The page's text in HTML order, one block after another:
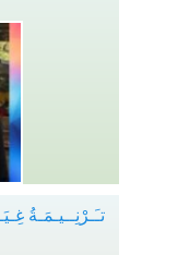
تـَـرْنِــيـمَـةُ